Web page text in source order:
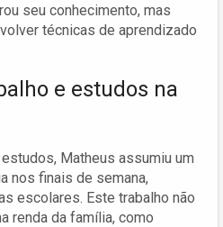
seu conhecimento, mas
técnicas de aprendizado
e estudos na
Matheus assumiu um
nos finais de semana,
escolares. Este trabalho não
renda da família, como